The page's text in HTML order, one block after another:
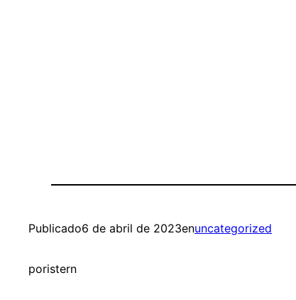
Publicado6 de abril de 2023enuncategorized
poristern